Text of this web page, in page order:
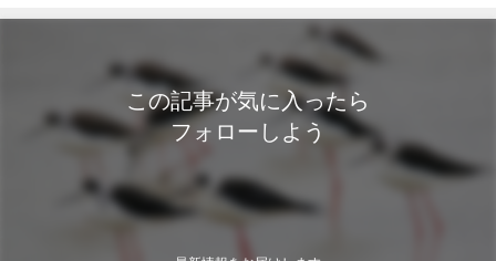
この記事が気に入ったら
フォローしよう